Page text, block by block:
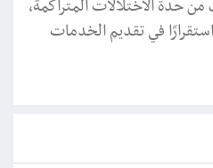
حدة الاختلالات المتراكمة،
في تقديم الخدمات